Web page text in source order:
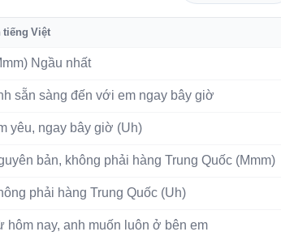
tiếng Việt
Ngầu nhất
sẵn sàng đến với em ngay bây giờ
yêu, ngay bây giờ (Uh)
bản, không phải hàng Trung Quốc (Mmm)
phải hàng Trung Quốc (Uh)
hôm nay, anh muốn luôn ở bên em